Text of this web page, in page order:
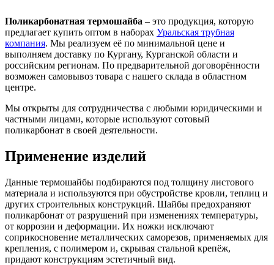
Поликарбонатная термошайба – это продукция, которую
предлагает купить оптом в наборах Уральская трубная
компания. Мы реализуем её по минимальной цене и
выполняем доставку по Кургану, Курганской области и
российским регионам. По предварительной договорённости
возможен самовывоз товара с нашего склада в областном
центре.
Мы открыты для сотрудничества с любыми юридическими и
частными лицами, которые используют сотовый
поликарбонат в своей деятельности.
Применение изделий
Данные термошайбы подбираются под толщину листового
материала и используются при обустройстве кровли, теплиц и
других строительных конструкций. Шайбы предохраняют
поликарбонат от разрушений при изменениях температуры,
от коррозии и деформации. Их ножки исключают
соприкосновение металлических саморезов, применяемых для
крепления, с полимером и, скрывая стальной крепёж,
придают конструкциям эстетичный вид.